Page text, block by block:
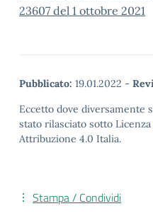
23607 del 1 ottobre 2021
Pubblicato: 19.01.2022 -
Eccetto dove diversamente
stato rilasciato sotto
Attribuzione 4.0 Italia.
Stampa / Condividi